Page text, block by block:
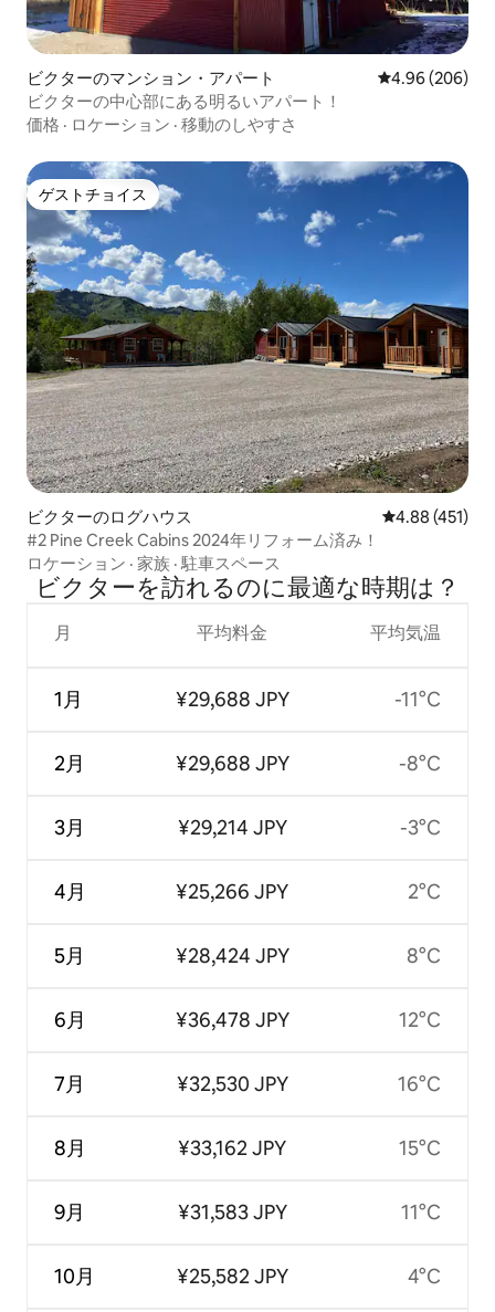
ビクターのマンション・アパート レビュー206
4.96 (206)
ビクターの中心部にある明るいアパート！
価格 · ロケーション · 移動のしやすさ
ゲストチョイス
ゲストチョイス
ビクターのログハウス レビュー451
4.88 (451)
#2 Pine Creek Cabins 2024年リフォーム済み！
ロケーション · 家族 · 駐車スペース
ビクターを訪⁠れ⁠るの⁠に最⁠適⁠な時⁠期⁠は⁠？
月
1月
2月
3月
4月
5月
6月
7月
8月
9月
10月
平均料金
¥29,688 JPY
¥29,688 JPY
¥29,214 JPY
¥25,266 JPY
¥28,424 JPY
¥36,478 JPY
¥32,530 JPY
¥33,162 JPY
¥31,583 JPY
¥25,582 JPY
平均気温
-11°C
-8°C
-3°C
2°C
8°C
12°C
16°C
15°C
11°C
4°C